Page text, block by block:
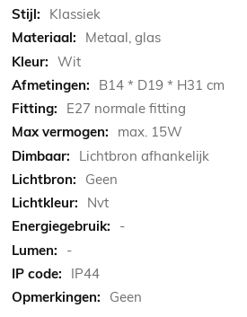
Klassiek
Metaal, glas
Wit
B14 * D19 * H31 cm
E27 normale fitting
max. 15W
Lichtbron afhankelijk
Geen
Nvt
-
-
IP44
Geen